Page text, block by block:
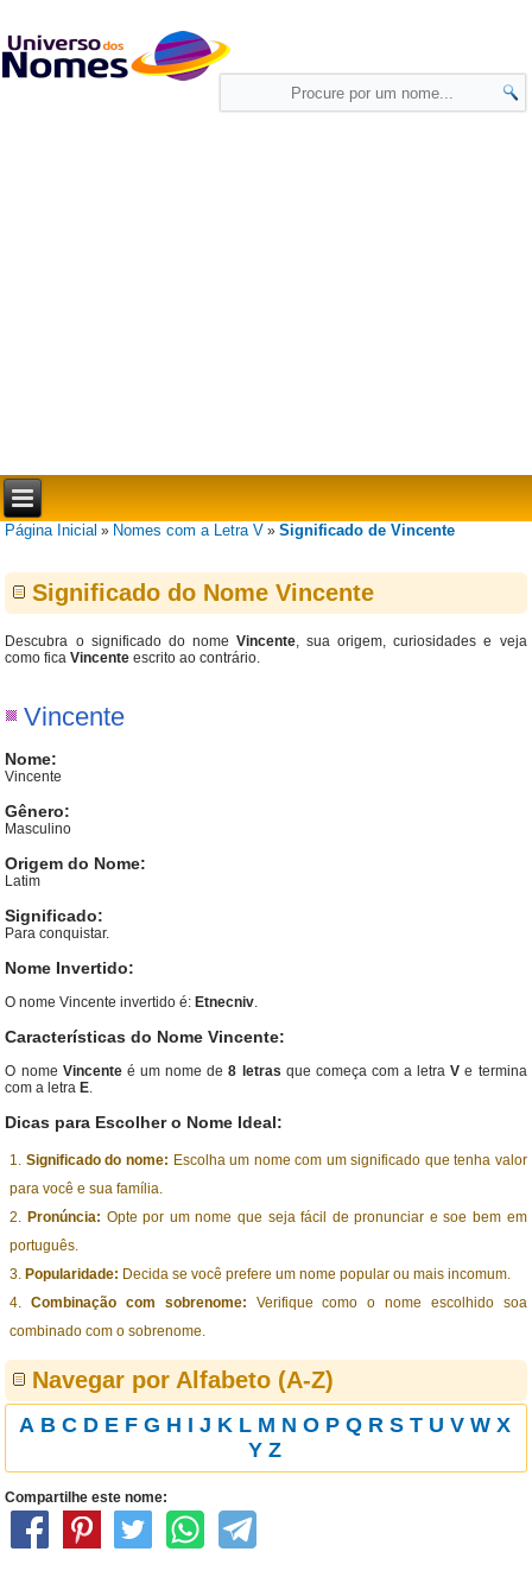
Página Inicial » Nomes com a Letra V »Significado de Vincente
Significado do Nome Vincente
Descubra o significado do nome Vincente, sua origem, curiosidades e veja
como ficaVincente escrito ao contrário.
Vincente
Nome:
Vincente
Gênero:
Masculino
Origem do Nome:
Latim
Significado:
Para conquistar.
Nome Invertido:
O nome Vincente invertido é: Etnecniv.
Características do Nome Vincente:
O nome Vincenteé um nome de8 letras que começa com a letraV e termina
com a letra E.
Dicas para Escolher o Nome Ideal:
Significado do nome: Escolha um nome com um significado que tenha valor
para você e sua família.
Pronúncia: Opte por um nome que seja fácil de pronunciar e soe bem em
português.
Popularidade: Decida se você prefere um nome popular ou mais incomum.
Combinação com sobrenome: Verifique como o nome escolhido soa
combinado com o sobrenome.
Navegar por Alfabeto (A-Z)
A B C D E F G H I J K L M N O P Q R S T U V W X
Y Z
Compartilhe este nome: